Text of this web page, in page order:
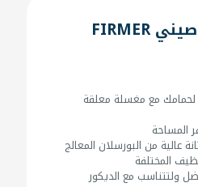
مغسلة معلقة صيني FIRMER
75,00 د.ا.
مع مغسلة معلقة
المساحة
عالية من البورسلان المعالج
المختلفة
ولتتناسب مع الديكور